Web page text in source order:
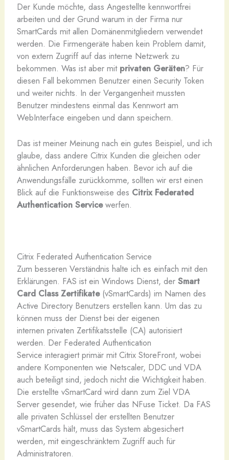
Der Kunde möchte, dass Angestellte kennwortfrei
arbeiten und der Grund warum in der Firma nur
SmartCards mit allen Domänenmitgliedern verwendet
werden. Die Firmengeräte haben kein Problem damit,
von extern Zugriff auf das interne Netzwerk zu
bekommen. Was ist aber mit privaten Geräten? Für
diesen Fall bekommen Benutzer einen Security Token
und weiter nichts. In der Vergangenheit mussten
Benutzer mindestens einmal das Kennwort am
WebInterface eingeben und dann speichern.
Das ist meiner Meinung nach ein gutes Beispiel, und ich
glaube, dass andere Citrix Kunden die gleichen oder
ähnlichen Anforderungen haben. Bevor ich auf die
Anwendungsfälle zurückkomme, sollten wir erst einen
Blick auf die Funktionsweise des Citrix Federated
Authentication Servicewerfen.
Citrix Federated Authentication Service
Zum besseren Verständnis halte ich es einfach mit den
Erklärungen. FAS ist ein Windows Dienst, der Smart
Card Class Zertifikate(vSmartCards) im Namen des
Active Directory Benutzers erstellen kann. Um das zu
können muss der Dienst bei der eigenen
internen privaten Zertifikatsstelle (CA) autorisiert
werden. Der Federated Authentication
Service interagiert primär mit Citrix StoreFront, wobei
andere Komponenten wie Netscaler, DDC und VDA
auch beteiligt sind, jedoch nicht die Wichtigkeit haben.
Die erstellte vSmartCard wird dann zum Ziel VDA
Server gesendet, wie früher das NFuse Ticket. Da FAS
alle privaten Schlüssel der erstellten Benutzer
vSmartCards hält, muss das System abgesichert
werden, mit eingeschränktem Zugriff auch für
Administratoren.